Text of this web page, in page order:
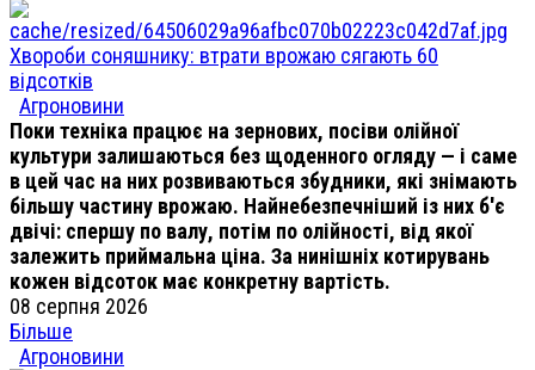
Хвороби соняшнику: втрати врожаю сягають 60
відсотків
Агроновини
Поки техніка працює на зернових, посіви олійної
культури залишаються без щоденного огляду — і саме
в цей час на них розвиваються збудники, які знімають
більшу частину врожаю. Найнебезпечніший із них б'є
двічі: спершу по валу, потім по олійності, від якої
залежить приймальна ціна. За нинішніх котирувань
кожен відсоток має конкретну вартість.
08 серпня 2026
Більше
Агроновини